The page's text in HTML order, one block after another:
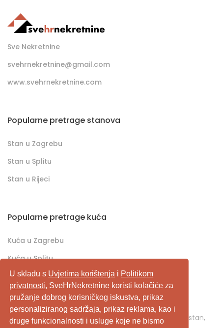
U skladu s Uvjetima korištenja i Politikom
privatnosti, SveHrNekretnine koristi kolačiće za
pružanje dobrog korisničkog iskustva, prikaz
personaliziranog sadržaja, prikaz reklama, kao i
druge funkcionalnosti i usluge koje ne bismo
Sve Nekretnine
svehrnekretnine@gmail.com
www.svehrnekretnine.com
Popularne pretrage stanova
Stan u Zagrebu
Stan u Splitu
Stan u Rijeci
Popularne pretrage kuća
Kuća u Zagrebu
Kuća u Splitu
Kuća u Rijeci
SveHrNekretnine.com predstavlja sveobuhvatan
pretraživač/oglašivač nekretnina. Ukoliko je u pitanju stan,